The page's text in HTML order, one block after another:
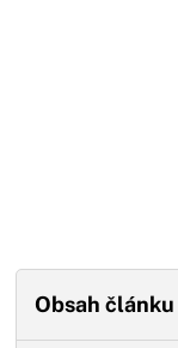
Obsah článku